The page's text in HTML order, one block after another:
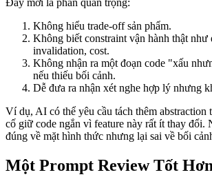
Đây mới là phần quan trọng:
Không hiểu trade-off sản phẩm.
Không biết constraint vận hành thật như
invalidation, cost.
Không nhận ra một đoạn code "xấu
nếu thiếu bối cảnh.
Dễ đưa ra nhận xét nghe hợp lý nhưng
Ví dụ, AI có thể yêu cầu tách thêm abstraction
cố giữ code ngắn vì feature này rất ít thay đổi.
đúng về mặt hình thức nhưng lại sai về bối
Một Prompt Review Tốt Hơn